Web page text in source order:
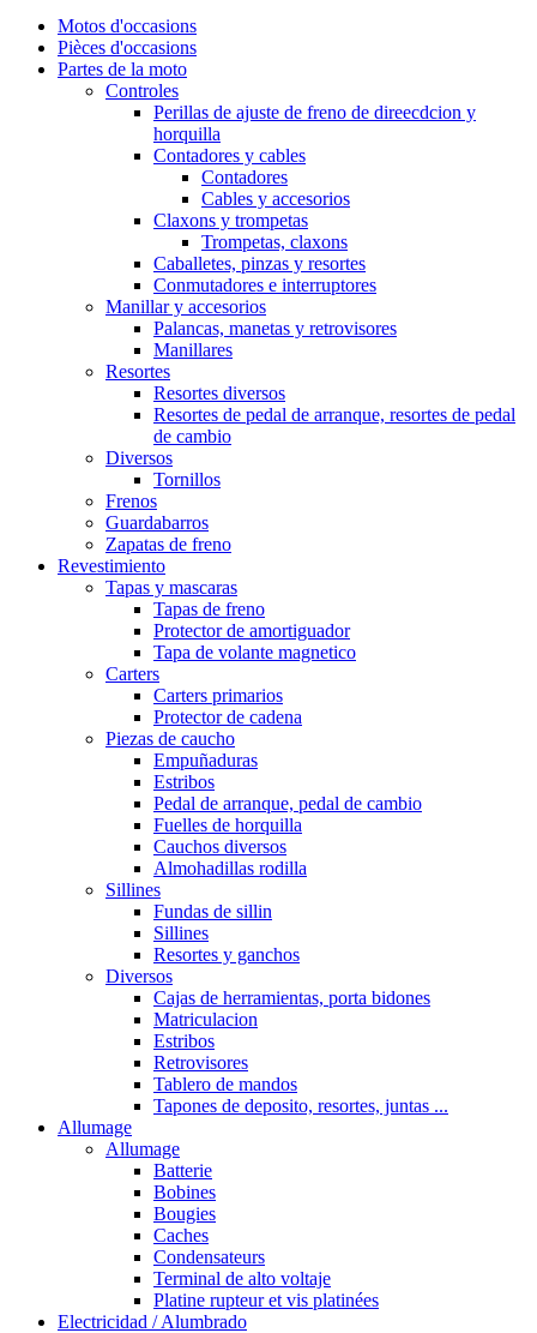
Motos d'occasions
Pièces d'occasions
Partes de la moto
Controles
Perillas de ajuste de freno de direecdcion y
horquilla
Contadores y cables
Contadores
Cables y accesorios
Claxons y trompetas
Trompetas, claxons
Caballetes, pinzas y resortes
Conmutadores e interruptores
Manillar y accesorios
Palancas, manetas y retrovisores
Manillares
Resortes
Resortes diversos
Resortes de pedal de arranque, resortes de pedal
de cambio
Diversos
Tornillos
Frenos
Guardabarros
Zapatas de freno
Revestimiento
Tapas y mascaras
Tapas de freno
Protector de amortiguador
Tapa de volante magnetico
Carters
Carters primarios
Protector de cadena
Piezas de caucho
Empuñaduras
Estribos
Pedal de arranque, pedal de cambio
Fuelles de horquilla
Cauchos diversos
Almohadillas rodilla
Sillines
Fundas de sillin
Sillines
Resortes y ganchos
Diversos
Cajas de herramientas, porta bidones
Matriculacion
Estribos
Retrovisores
Tablero de mandos
Tapones de deposito, resortes, juntas ...
Allumage
Allumage
Batterie
Bobines
Bougies
Caches
Condensateurs
Terminal de alto voltaje
Platine rupteur et vis platinées
Electricidad / Alumbrado